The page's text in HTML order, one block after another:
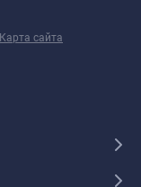
Карта сайта